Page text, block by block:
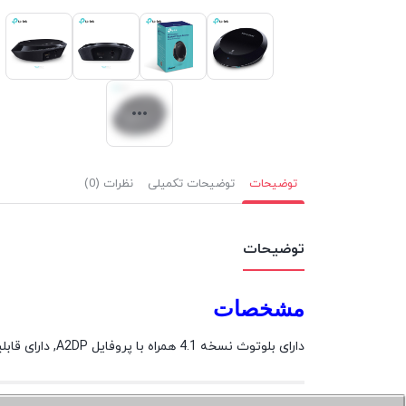
توضیحات توضیحات تکمیلی نظرات (0)
توضیحات
مشخصات
دارای بلوتوث نسخه 4.1 همراه با پروفایل A2DP, دارای قابلیت NFC, اتصال به اسپیکر به وسیله جک 3.5 میلی‌متری و کابل RCA, قابلیت بی‌سیم تا برد 20 متر